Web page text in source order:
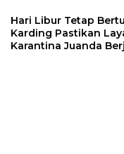
Hari Libur Tetap
Karding Pastikan
Karantina Juanda